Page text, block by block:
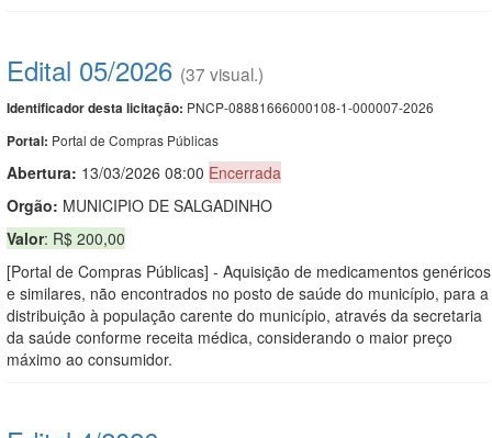
Edital 05/2026 (37 visual.)
Identificador desta licitação: PNCP-08881666000108-1-000007-2026
Portal: Portal de Compras Públicas
Abertura: 13/03/2026 08:00 Encerrada
Orgão: MUNICIPIO DE SALGADINHO
Valor: R$ 200,00
[Portal de Compras Públicas] - Aquisição de medicamentos genéricos
e similares, não encontrados no posto de saúde do município, para a
distribuição à população carente do município, através da secretaria
da saúde conforme receita médica, considerando o maior preço
máximo ao consumidor.